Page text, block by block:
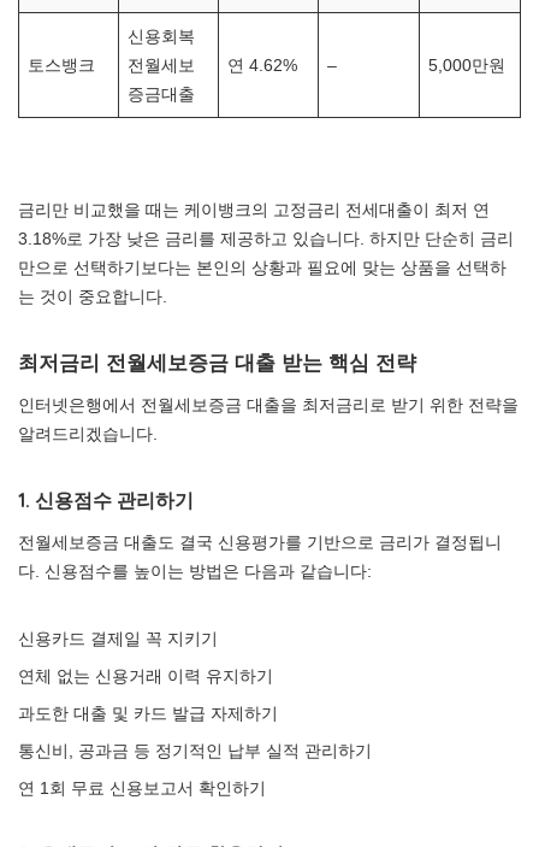
토스뱅크
신용회복
전월세보
증금대출
연 4.62% – 5,000만원
금리만 비교했을 때는 케이뱅크의 고정금리 전세대출이 최저 연
3.18%로 가장 낮은 금리를 제공하고 있습니다. 하지만 단순히 금리
만으로 선택하기보다는 본인의 상황과 필요에 맞는 상품을 선택하
는 것이 중요합니다.
최저금리 전월세보증금 대출 받는 핵심 전략
인터넷은행에서 전월세보증금 대출을 최저금리로 받기 위한 전략을
알려드리겠습니다.
1. 신용점수 관리하기
전월세보증금 대출도 결국 신용평가를 기반으로 금리가 결정됩니
다. 신용점수를 높이는 방법은 다음과 같습니다:
신용카드 결제일 꼭 지키기
연체 없는 신용거래 이력 유지하기
과도한 대출 및 카드 발급 자제하기
통신비, 공과금 등 정기적인 납부 실적 관리하기
연 1회 무료 신용보고서 확인하기